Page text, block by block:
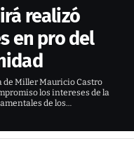
realizó
en pro del
de Miller Mauricio Castro
los intereses de la
de los…